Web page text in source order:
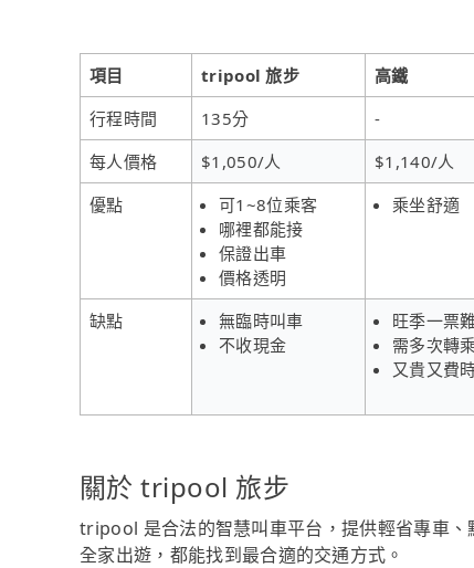
項目 tripool 旅步 高鐵
行程時間
135分 -
每人價格
$1,050/人 $1,140/人
優點
可1~8位乘客
哪裡都能接
保證出車
價格透明
乘坐舒適
缺點
無臨時叫車
不收現金
旺季一票
需多次轉乘
又貴又費
關於 tripool 旅步
tripool 是合法的智慧叫車平台，提供輕省專車
全家出遊，都能找到最合適的交通方式。